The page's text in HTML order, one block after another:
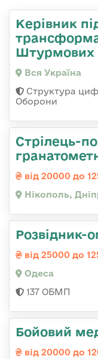
Керівник
Штурмових
Вся Україна
Структура
Оборони
Стрілець-
від 20000 до
Нікополь,
Розвідник-
від 25000 до
Одеса
137 ОБМП
Бойовий
від 20000 до